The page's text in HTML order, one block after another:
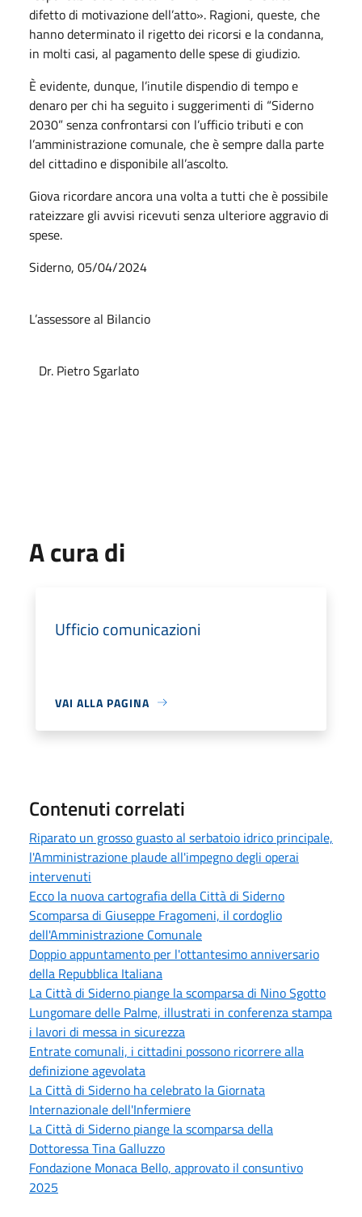
difetto di motivazione dell’atto». Ragioni, queste, che
hanno determinato il rigetto dei ricorsi e la condanna,
in molti casi, al pagamento delle spese di giudizio.
È evidente, dunque, l’inutile dispendio di tempo e
denaro per chi ha seguito i suggerimenti di “Siderno
2030” senza confrontarsi con l’ufficio tributi e con
l’amministrazione comunale, che è sempre dalla parte
del cittadino e disponibile all’ascolto.
Giova ricordare ancora una volta a tutti che è possibile
rateizzare gli avvisi ricevuti senza ulteriore aggravio di
spese.
Siderno, 05/04/2024
L’assessore al Bilancio
Dr. Pietro Sgarlato
A cura di
Ufficio comunicazioni
VAI ALLA PAGINA
Contenuti correlati
Riparato un grosso guasto al serbatoio idrico principale,
l'Amministrazione plaude all'impegno degli operai
intervenuti
Ecco la nuova cartografia della Città di Siderno
Scomparsa di Giuseppe Fragomeni, il cordoglio
dell'Amministrazione Comunale
Doppio appuntamento per l'ottantesimo anniversario
della Repubblica Italiana
La Città di Siderno piange la scomparsa di Nino Sgotto
Lungomare delle Palme, illustrati in conferenza stampa
i lavori di messa in sicurezza
Entrate comunali, i cittadini possono ricorrere alla
definizione agevolata
La Città di Siderno ha celebrato la Giornata
Internazionale dell'Infermiere
La Città di Siderno piange la scomparsa della
Dottoressa Tina Galluzzo
Fondazione Monaca Bello, approvato il consuntivo
2025